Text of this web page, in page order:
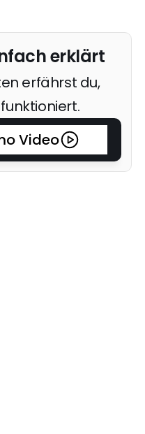
erklärt
erfährst du,
Video